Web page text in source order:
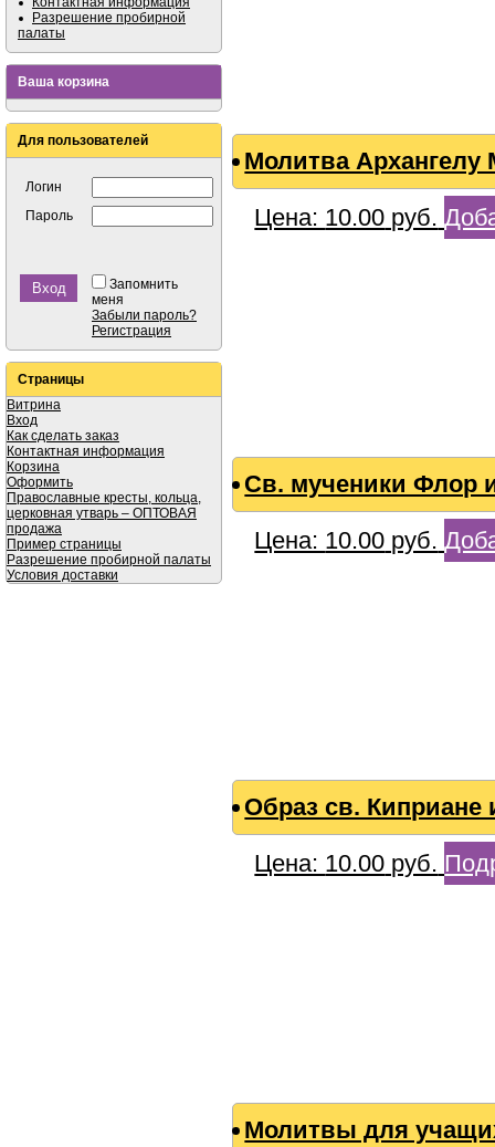
Разрешение пробирной
палаты
Ваша корзина
Для пользователей
Логин
Пароль
Запомнить
меня
Забыли пароль?
Регистрация
Страницы
Витрина
Вход
Как сделать заказ
Контактная информация
Корзина
Оформить
Православные кресты, кольца,
церковная утварь – ОПТОВАЯ
продажа
Пример страницы
Разрешение пробирной палаты
Условия доставки
Молитва Архангелу
Цена: 10.00 руб.
Св. мученики Флор
Цена: 10.00 руб.
Образ св. Киприане
Цена: 10.00 руб.
Молитвы для